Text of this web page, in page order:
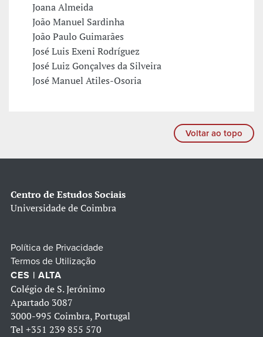
Joana Almeida
João Manuel Sardinha
João Paulo Guimarães
José Luis Exeni Rodríguez
José Luiz Gonçalves da Silveira
José Manuel Atiles-Osoria
Voltar ao topo
Centro de Estudos Sociais
Universidade de Coimbra
Política de Privacidade
Termos de Utilização
CES | ALTA
Colégio de S. Jerónimo
Apartado 3087
3000-995 Coimbra, Portugal
Tel +351 239 855 570